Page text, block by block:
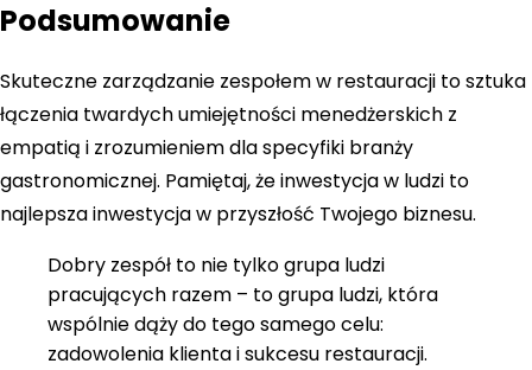
Podsumowanie
Skuteczne zarządzanie zespołem w restauracji to sztuka
łączenia twardych umiejętności menedżerskich z
empatią i zrozumieniem dla specyfiki branży
gastronomicznej. Pamiętaj, że inwestycja w ludzi to
najlepsza inwestycja w przyszłość Twojego biznesu.
Dobry zespół to nie tylko grupa ludzi
pracujących razem – to grupa ludzi, która
wspólnie dąży do tego samego celu:
zadowolenia klienta i sukcesu restauracji.